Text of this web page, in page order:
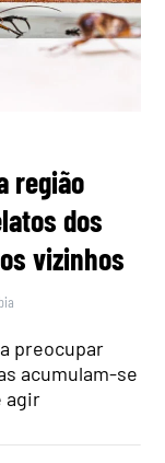
região
dos
vizinhos
preocupar
acumulam-se
agir